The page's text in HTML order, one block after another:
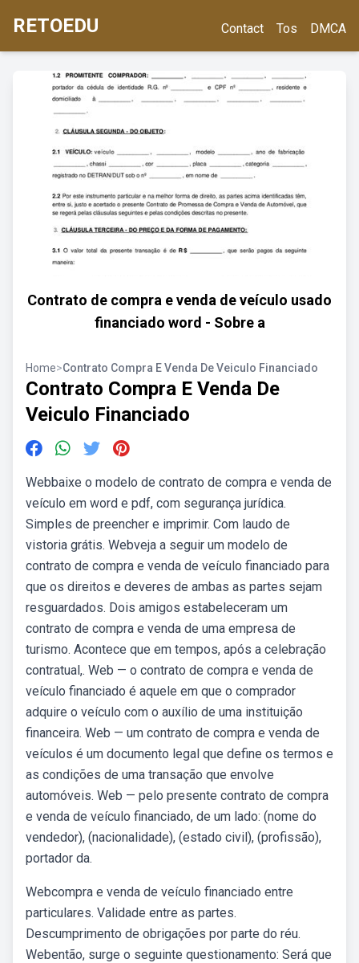
RETOEDU Contact Tos DMCA
Contrato de compra e venda de veículo usado
financiado word - Sobre a
Home>Contrato Compra E Venda De Veiculo Financiado
Contrato Compra E Venda De
Veiculo Financiado
Webbaixe o modelo de contrato de compra e venda de
veículo em word e pdf, com segurança jurídica.
Simples de preencher e imprimir. Com laudo de
vistoria grátis. Webveja a seguir um modelo de
contrato de compra e venda de veículo financiado para
que os direitos e deveres de ambas as partes sejam
resguardados. Dois amigos estabeleceram um
contrato de compra e venda de uma empresa de
turismo. Acontece que em tempos, após a celebração
contratual,. Web — o contrato de compra e venda de
veículo financiado é aquele em que o comprador
adquire o veículo com o auxílio de uma instituição
financeira. Web — um contrato de compra e venda de
veículos é um documento legal que define os termos e
as condições de uma transação que envolve
automóveis. Web — pelo presente contrato de compra
e venda de veículo financiado, de um lado: (nome do
vendedor), (nacionalidade), (estado civil), (profissão),
portador da.
Webcompra e venda de veículo financiado entre
particulares. Validade entre as partes.
Descumprimento de obrigações por parte do réu.
Webentão, surge o seguinte questionamento: Será que